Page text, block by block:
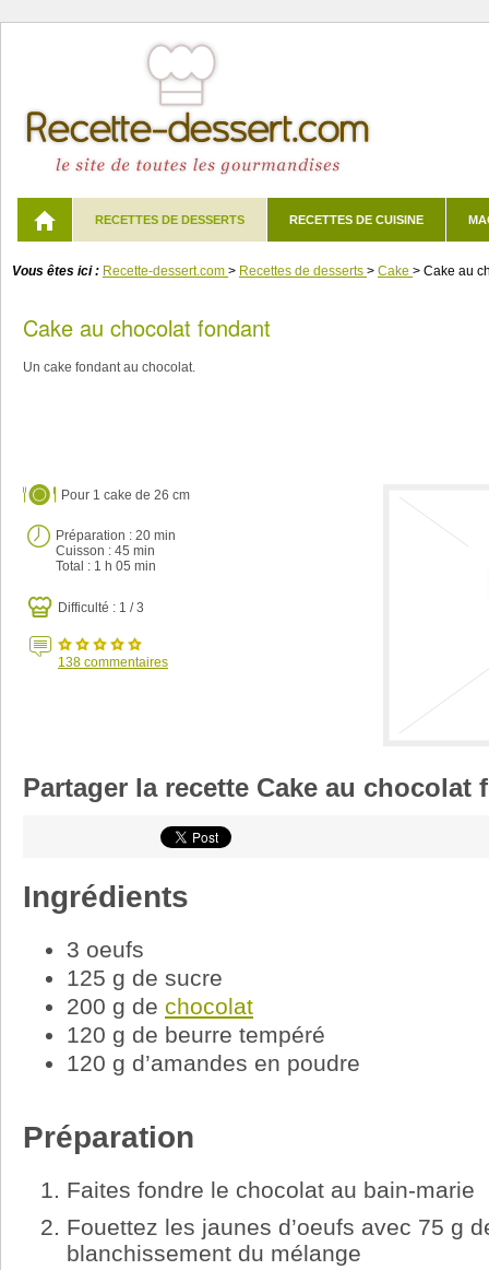
RECETTES DE DESSERTS RECETTES DE CUISINE
Vous êtes ici : Recette-dessert.com > Recettes de desserts > Cake > Cake au
Cake au chocolat fondant
Un cake fondant au chocolat.
Pour 1 cake de 26 cm
Préparation : 20 min
Cuisson : 45 min
Total : 1 h 05 min
Difficulté : 1 / 3
138 commentaires
Partager la recette Cake au chocolat
Ingrédients
3 oeufs
125 g de sucre
200 g de chocolat
120 g de beurre tempéré
120 g d’amandes en poudre
Préparation
Faites fondre le chocolat au bain-marie
Fouettez les jaunes d’oeufs avec 75 g
blanchissement du mélange